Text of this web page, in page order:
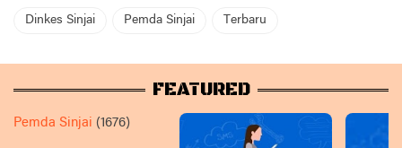
Dinkes Sinjai Pemda Sinjai Terbaru
FEATURED
Pemda Sinjai (1676)